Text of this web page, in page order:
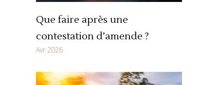
Que faire après une
contestation d’amende ?
Avr 2026